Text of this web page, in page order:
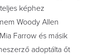
képhez
Woody Allen
Farrow és másik
adoptálta őt